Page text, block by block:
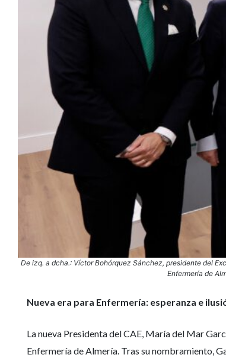
De izq. a dcha.: Víctor Bohórquez Sánchez, presidente del
Enfermería de
Nueva era para Enfermería: esperanza e
La nueva Presidenta del CAE, María del Mar
Enfermería de Almería. Tras su nombramiento,